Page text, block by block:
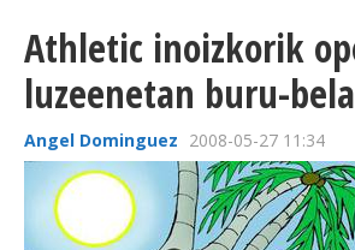
Athletic inoizkorik
luzeenetan buru-
Angel Dominguez 2008-05-27 11:34